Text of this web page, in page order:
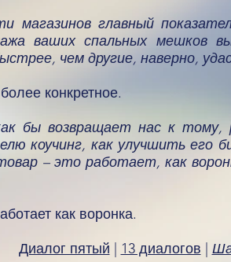
магазинов главный
ваших спальных мешков
чем другие, наверно,
конкретное.
бы возвращает нас к тому,
коучинг, как улучшить его
– это работает, как
как воронка.
Диалог пятый
13 диалогов